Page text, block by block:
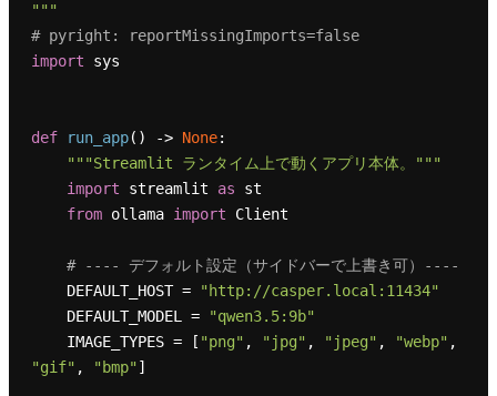
"""
# pyright: reportMissingImports=false
import sys
def run_app() -> None:
"""Streamlit ランタイム上で動くアプリ本体。"""
import streamlit as st
from ollama import Client
# ---- デフォルト設定（サイドバーで上書き可）----
    DEFAULT_HOST =
"http://casper.local:11434"
    DEFAULT_MODEL =
"qwen3.5:9b"
    IMAGE_TYPES = [
"png" , "jpg" , "jpeg" , "webp"
"gif" , "bmp" ]